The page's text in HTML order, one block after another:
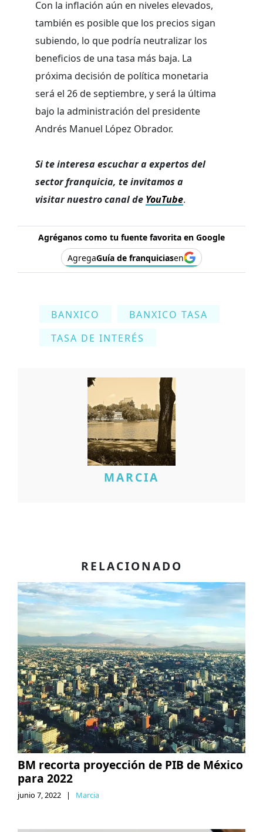
Con la inflación aún en niveles elevados,
también es posible que los precios sigan
subiendo, lo que podría neutralizar los
beneficios de una tasa más baja. La
próxima decisión de política monetaria
será el 26 de septiembre, y será la última
bajo la administración del presidente
Andrés Manuel López Obrador.
Si te interesa escuchar a expertos del
sector franquicia, te invitamos a
visitar nuestro canal de YouTube.
Agréganos como tu fuente favorita en Google
AgregaGuía de franquiciasen
BANXICO
BANXICO TASA
TASA DE INTERÉS
MARCIA
RELACIONADO
BM recorta proyección de PIB de México
para 2022
junio 7, 2022 | Marcia